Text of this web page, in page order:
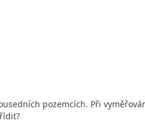
pozemcích. Při